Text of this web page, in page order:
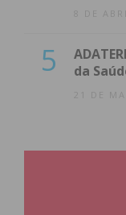
8 DE
5
da
21 DE